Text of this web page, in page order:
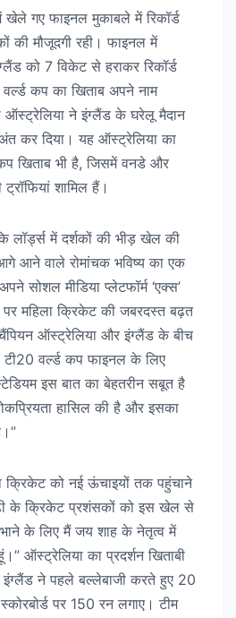
खेले गए फाइनल मुकाबले में रिकॉर्ड
की मौजूदगी रही। फाइनल में
को 7 विकेट से हराकर रिकॉर्ड
वर्ल्ड कप का खिताब अपने नाम
ने इंग्लैंड के घरेलू मैदान
कर दिया। यह ऑस्ट्रेलिया का
खिताब भी है, जिसमें वनडे और
शामिल हैं।
लॉर्ड्स में दर्शकों की भीड़ खेल की
आने वाले रोमांचक भविष्य का एक
सोशल मीडिया प्लेटफॉर्म ‘एक्स’
महिला क्रिकेट की जबरदस्त बढ़त
ऑस्ट्रेलिया और इंग्लैंड के बीच
वर्ल्ड कप फाइनल के लिए
इस बात का बेहतरीन सबूत है
हासिल की है और इसका
क्रिकेट को नई ऊंचाइयों तक पहुंचाने
के क्रिकेट प्रशंसकों को इस खेल से
के लिए मैं जय शाह के नेतृत्व में
ऑस्ट्रेलिया का प्रदर्शन खिताबी
इंग्लैंड ने पहले बल्लेबाजी करते हुए 20
पर 150 रन लगाए। टीम